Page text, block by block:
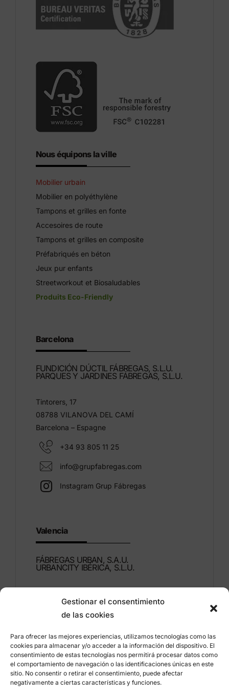
Gestionar el consentimiento
de las cookies
Para ofrecer las mejores experiencias, utilizamos tecnologías como las
cookies para almacenar y/o acceder a la información del dispositivo. El
consentimiento de estas tecnologías nos permitirá procesar datos como
el comportamiento de navegación o las identificaciones únicas en este
sitio. No consentir o retirar el consentimiento, puede afectar
negativamente a ciertas características y funciones.
Nous équipons la ville
Mobilier urbain
Mobilier en polyéthylène
Tampons et grilles en fonte
Accesoires de route
Tampons et grilles en composite
Préfabriqués en béton
Jeux pur enfants
Streetworkout et Biosaludables
Produits Eco-Friendly
Barcelona
FUNDICIÓN DÚCTIL FÁBREGAS, S.L.U.
PARQUES Y JARDINES FÁBREGAS, S.L.U.
Tintorers, 17
08788 VILANOVA DEL CAMÍ
Barcelona – Espagne
+34 93 805 11 25
info@grupfabregas.com
Instagram Grup Fábregas
Valencia
FÁBREGAS URBAN, S.A.U.
URBANCITY IBÉRICA, S.L.U.
46960 ALDAIA
Valencia – Espagne
+34 96 151 53 44
info@grupfabregas.com
Grup Fábregas
Accès concessionnaire